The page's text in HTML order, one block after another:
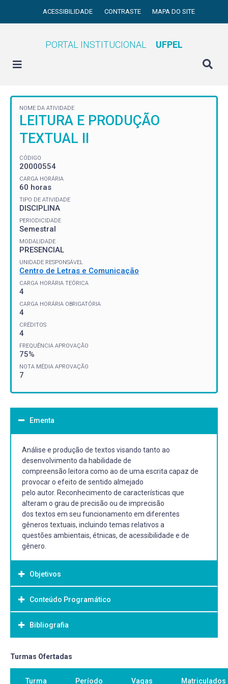
ACESSIBILIDADE CONTRASTE MAPA DO SITE
PORTAL INSTITUCIONAL UFPEL
NOME DA ATIVIDADE
LEITURA E PRODUÇÃO
TEXTUAL II
CÓDIGO
20000554
CARGA HORÁRIA
60 horas
TIPO DE ATIVIDADE
DISCIPLINA
PERIODICIDADE
Semestral
MODALIDADE
PRESENCIAL
UNIDADE RESPONSÁVEL
Centro de Letras e Comunicação
CARGA HORÁRIA TEÓRICA
4
CARGA HORÁRIA OBRIGATÓRIA
4
CRÉDITOS
4
FREQUÊNCIA APROVAÇÃO
75%
NOTA MÉDIA APROVAÇÃO
7
Ementa
Análise e produção de textos visando tanto ao
desenvolvimento da habilidade de
compreensão leitora como ao de uma escrita capaz de
provocar o efeito de sentido almejado
pelo autor. Reconhecimento de características que
alteram o grau de precisão ou de imprecisão
dos textos em seu funcionamento em diferentes
gêneros textuais, incluindo temas relativos a
questões ambientais, étnicas, de acessibilidade e de
gênero.
Objetivos
Objetivo Geral:
1.14 Objetivo(s) geral(ais)
- Desenvolver a habilidade de analisar o texto em relação
contextuais.
Conteúdo Programático
Leitura e construção de sentido
- Fatores que concorrem para a construção dos sentidos
- Fatores de textualidade: coerência, coesão, clareza,
informatividade, adequação,
intertextualidade, conhecimento linguístico,
Bibliografia
Bibliografia Básica:
BENTO, N.A.S. Cidadania em preto e branco: discutindo as
relações raciais. São Paulo: Ática, 2003. HALL, Stuart. Da
Turmas Ofertadas
Turma Período Vagas Matriculados